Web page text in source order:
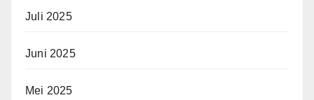
Juli 2025
Juni 2025
Mei 2025